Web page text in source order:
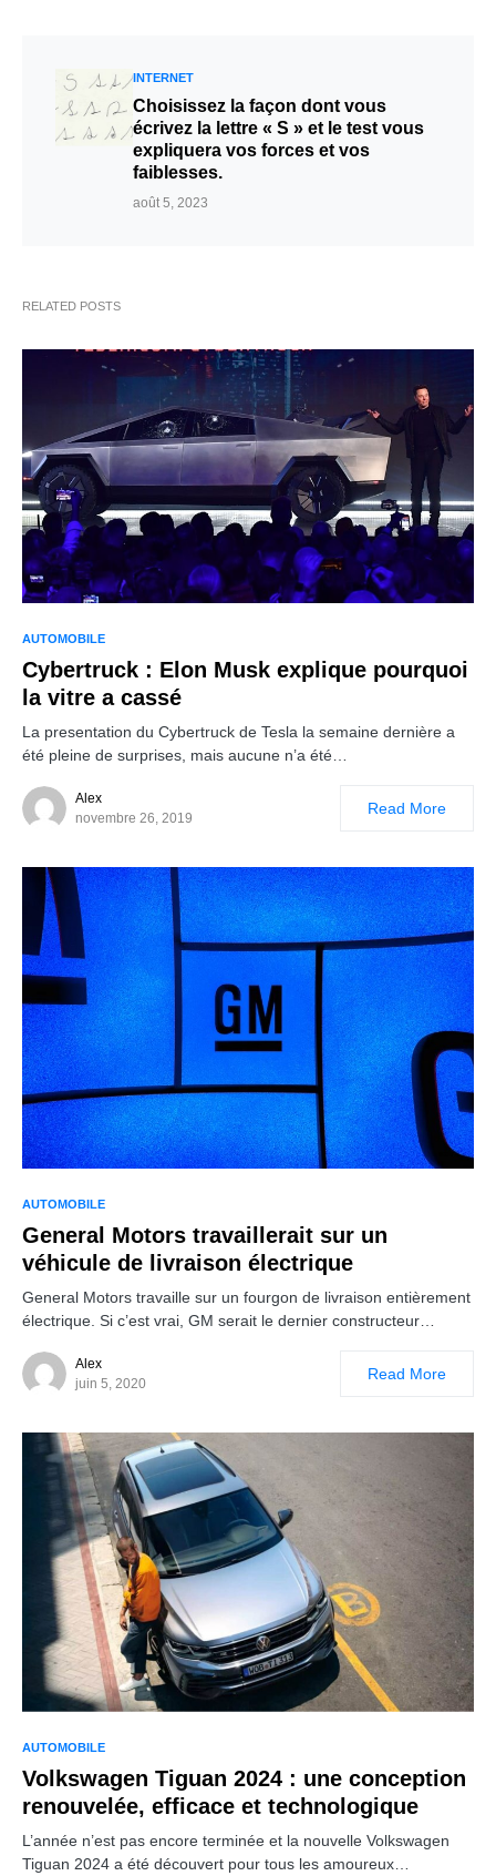
INTERNET
Choisissez la façon dont vous
écrivez la lettre « S » et le test vous
expliquera vos forces et vos
faiblesses.
août 5, 2023
RELATED POSTS
AUTOMOBILE
Cybertruck : Elon Musk explique pourquoi
la vitre a cassé
La presentation du Cybertruck de Tesla la semaine dernière a
été pleine de surprises, mais aucune n’a été…
Alex
novembre 26, 2019
Read More
AUTOMOBILE
General Motors travaillerait sur un
véhicule de livraison électrique
General Motors travaille sur un fourgon de livraison entièrement
électrique. Si c’est vrai, GM serait le dernier constructeur…
Alex
juin 5, 2020
Read More
AUTOMOBILE
Volkswagen Tiguan 2024 : une conception
renouvelée, efficace et technologique
L’année n’est pas encore terminée et la nouvelle Volkswagen
Tiguan 2024 a été découvert pour tous les amoureux…